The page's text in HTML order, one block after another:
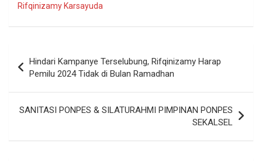
Rifqinizamy Karsayuda
Hindari Kampanye Terselubung, Rifqinizamy Harap
Pemilu 2024 Tidak di Bulan Ramadhan
SANITASI PONPES & SILATURAHMI PIMPINAN PONPES
SEKALSEL